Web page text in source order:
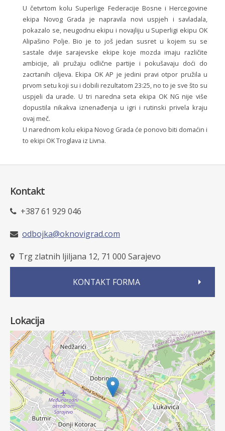
U četvrtom kolu Superlige Federacije Bosne i Hercegovine
ekipa Novog Grada je napravila novi uspjeh i savladala,
pokazalo se, neugodnu ekipu i novajliju u Superligi ekipu OK
Alipašino Polje. Bio je to još jedan susret u kojem su se
sastale dvije sarajevske ekipe koje mozda imaju različite
ambicije, ali pružaju odlične partije i pokušavaju doći do
zacrtanih ciljeva. Ekipa OK AP je jedini pravi otpor pružila u
prvom setu koji su i dobili rezultatom 23:25, no to je sve što su
uspjeli da urade. U tri naredna seta ekipa OK NG nije više
dopustila nikakva iznenađenja u igri i rutinski privela kraju
ovaj meč.
U narednom kolu ekipa Novog Grada će ponovo biti domaćin i
to ekipi OK Troglava iz Livna.
Kontakt
+387 61 929 046
odbojka@oknovigrad.com
Trg zlatnih ljiljana 12, 71 000 Sarajevo
KONTAKT FORMA
Lokacija